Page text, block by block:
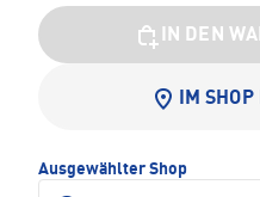
IN DEN
IM SHOP
Ausgewählter Shop